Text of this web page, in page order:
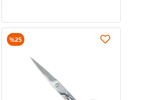
%25